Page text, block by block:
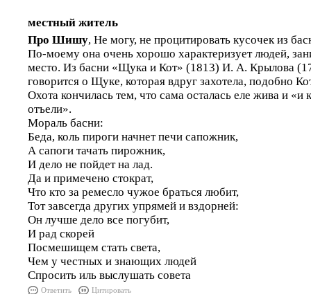
местный житель
Про Шишу, Не могу, не процитировать кусочек из
По-моему она очень хорошо характеризует людей,
место. Из басни «Щука и Кот» (1813) И. А. Крылова
говорится о Щуке, которая вдруг захотела, подобно
Охота кончилась тем, что сама осталась еле жива и «и
отъели».
Мораль басни:
Беда, коль пироги начнет печи сапожник,
А сапоги тачать пирожник,
И дело не пойдет на лад.
Да и примечено стократ,
Что кто за ремесло чужое браться любит,
Тот завсегда других упрямей и вздорней:
Он лучше дело все погубит,
И рад скорей
Посмешищем стать света,
Чем у честных и знающих людей
Спросить иль выслушать совета
Ответить Цитировать